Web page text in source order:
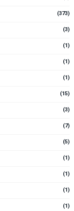
(373)
(3)
(1)
(1)
(1)
(15)
(3)
(7)
(5)
(1)
(1)
(1)
(1)